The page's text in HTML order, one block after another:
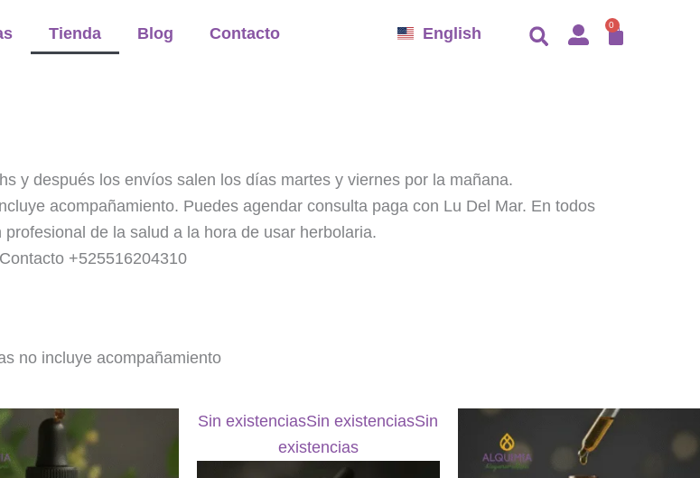
Tienda Blog Contacto English 0
y después los envíos salen los días martes y viernes por la mañana.
acompañamiento. Puedes agendar consulta paga con Lu Del Mar. En todos
profesional de la salud a la hora de usar herbolaria.
Contacto +525516204310
no incluye acompañamiento
Sin existenciasSin existenciasSin
existencias